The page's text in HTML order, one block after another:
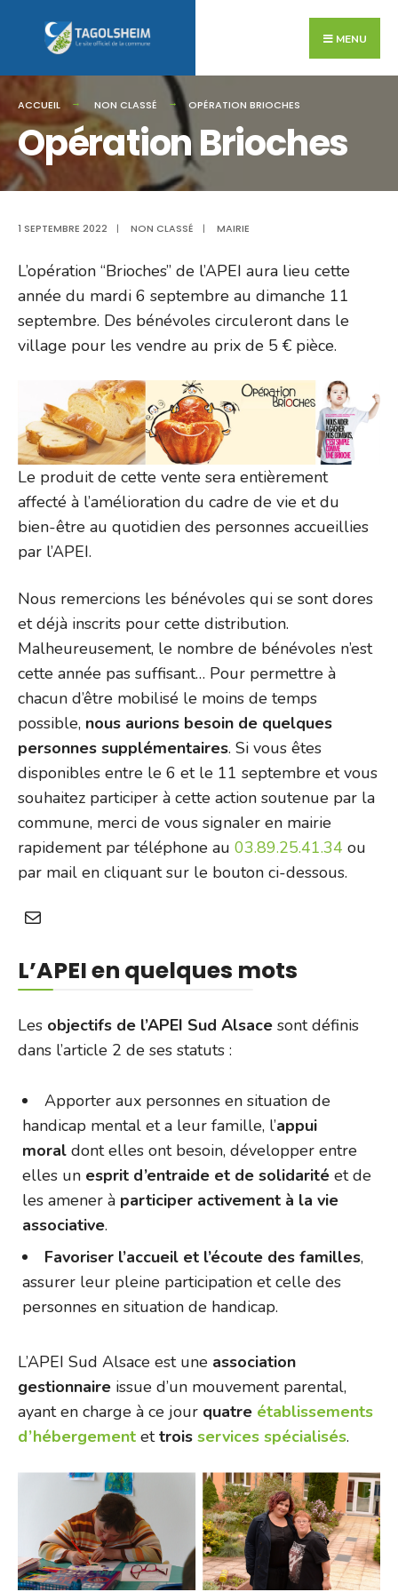
MENU
ACCUEIL NON CLASSÉ OPÉRATION BRIOCHES
Opération Brioches
1 SEPTEMBRE 2022 | NON CLASSÉ | MAIRIE
L’opération “Brioches” de l’APEI aura lieu cette
année du mardi 6 septembre au dimanche 11
septembre. Des bénévoles circuleront dans le
village pour les vendre au prix de 5 € pièce.
Le produit de cette vente sera entièrement
affecté à l’amélioration du cadre de vie et du
bien-être au quotidien des personnes accueillies
par l’APEI.
Nous remercions les bénévoles qui se sont dores
et déjà inscrits pour cette distribution.
Malheureusement, le nombre de bénévoles n’est
cette année pas suffisant… Pour permettre à
chacun d’être mobilisé le moins de temps
possible, nous aurions besoin de quelques
personnes supplémentaires. Si vous êtes
disponibles entre le 6 et le 11 septembre et vous
souhaitez participer à cette action soutenue par la
commune, merci de vous signaler en mairie
rapidement par téléphone au 03.89.25.41.34 ou
par mail en cliquant sur le bouton ci-dessous.
Mail
L’APEI en quelques mots
Les objectifs de l’APEI Sud Alsace sont définis
dans l’article 2 de ses statuts :
Apporter aux personnes en situation de
handicap mental et a leur famille, l’appui
moral dont elles ont besoin, développer entre
elles un esprit d’entraide et de solidarité et de
les amener à participer activement à la vie
associative.
Favoriser l’accueil et l’écoute des familles,
assurer leur pleine participation et celle des
personnes en situation de handicap.
L’APEI Sud Alsace est une association
gestionnaire issue d’un mouvement parental,
ayant en charge à ce jour quatre établissements
d’hébergement ettrois services spécialisés.
for: